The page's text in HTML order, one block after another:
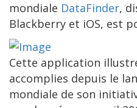
mondiale DataFinder,
Blackberry et iOS, est
Cette application
accomplies depuis le
mondiale de son